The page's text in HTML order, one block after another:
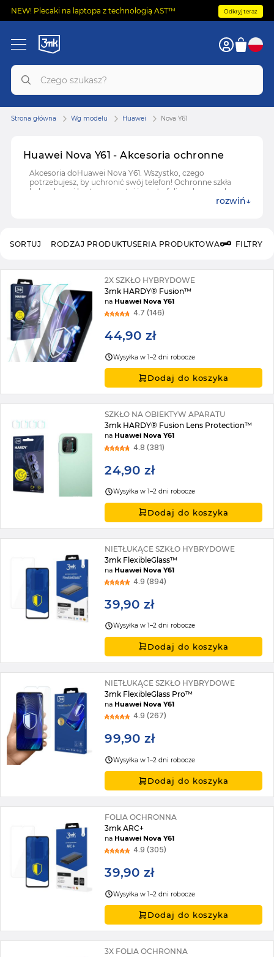
NEW! Plecaki na laptopa z technologią AST™ Odkryj teraz
Huawei Nova Y61 - Akcesoria ochronne
Akcesoria doHuawei Nova Y61. Wszystko, czego
potrzebujesz, by uchronić swój telefon! Ochronne szkła
hybrydowe i hartowane, etui i case'y, folie ochronne do
rozwiń
Strona główna Wg modelu Huawei Nova Y61
RODZAJ PRODUKTUSERIA PRODUKTOWA FILTRY
SORTUJ
2X SZKŁO HYBRYDOWE
3mk HARDY® Fusion™
naHuawei Nova Y61
4.7 (146)
44,90 zł
Wysyłka w 1–2 dni robocze
Dodaj do koszyka
SZKŁO NA OBIEKTYW APARATU
3mk HARDY® Fusion Lens Protection™
naHuawei Nova Y61
4.8 (381)
24,90 zł
Wysyłka w 1–2 dni robocze
Dodaj do koszyka
NIETŁUKĄCE SZKŁO HYBRYDOWE
3mk FlexibleGlass™
naHuawei Nova Y61
4.9 (894)
39,90 zł
Wysyłka w 1–2 dni robocze
Dodaj do koszyka
NIETŁUKĄCE SZKŁO HYBRYDOWE
3mk FlexibleGlass Pro™
naHuawei Nova Y61
4.9 (267)
99,90 zł
Wysyłka w 1–2 dni robocze
Dodaj do koszyka
FOLIA OCHRONNA
3mk ARC+
naHuawei Nova Y61
4.9 (305)
39,90 zł
Wysyłka w 1–2 dni robocze
Dodaj do koszyka
3X FOLIA OCHRONNA